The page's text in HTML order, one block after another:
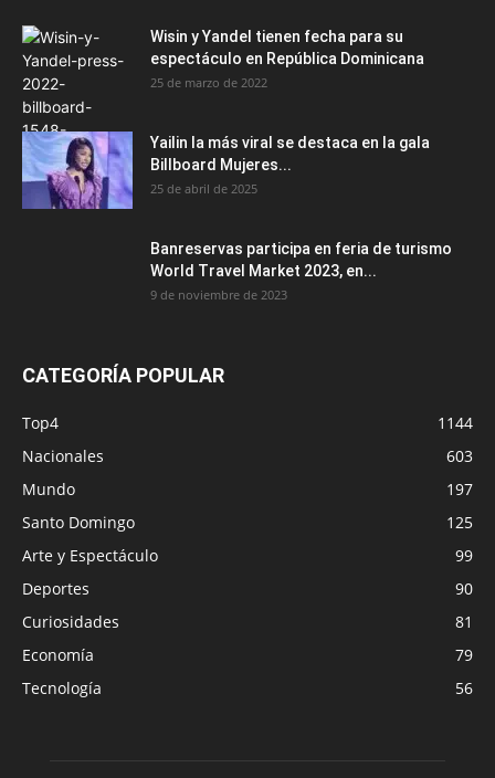
Wisin y Yandel tienen fecha para su
espectáculo en República Dominicana
25 de marzo de 2022
Yailin la más viral se destaca en la gala
Billboard Mujeres...
25 de abril de 2025
Banreservas participa en feria de turismo
World Travel Market 2023, en...
9 de noviembre de 2023
CATEGORÍA POPULAR
Top4
1144
Nacionales
603
Mundo
197
Santo Domingo
125
Arte y Espectáculo
99
Deportes
90
Curiosidades
81
Economía
79
Tecnología
56